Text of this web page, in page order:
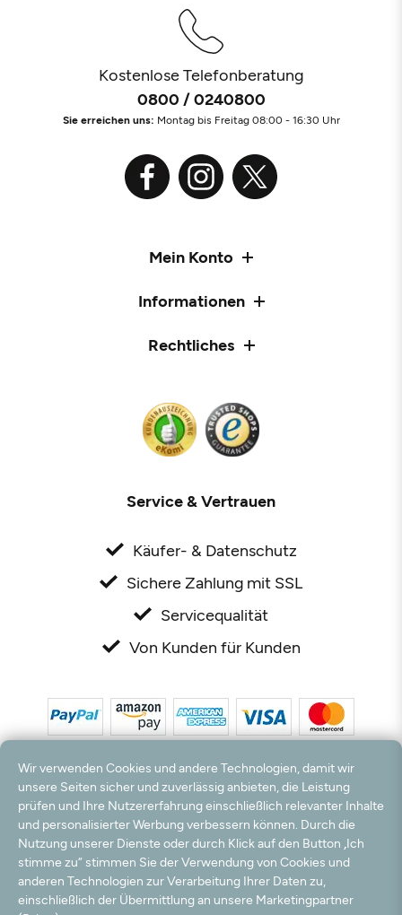
Kostenlose Telefonberatung
0800 / 0240800
Sie erreichen uns: Montag bis Freitag 08:00 - 16:30 Uhr
Mein Konto
Informationen
Rechtliches
Service & Vertrauen
Käufer- & Datenschutz
Sichere Zahlung mit SSL
Servicequalität
Von Kunden für Kunden
*Alle Preise inkl. MwSt. und zzgl. Versandkosten. **Kostenloser Versand und Rückversand
Hinweis:
Wir nutzen Ihre E-Mail Adresse für werbliche Zwecke, die jederzeit widerrufen
werden können. Ihre Daten werden nicht an Dritte weitergegeben.
© 2003 - 2026 Rudolf Hossdorf Teppichhandel e.K. / Alle Rechte vorbehalten. powered by
createyourtemplate
Wir verwenden Cookies und andere Technologien, damit wir
unsere Seiten sicher und zuverlässig anbieten, die Leistung
prüfen und Ihre Nutzererfahrung einschließlich relevanter Inhalte
und personalisierter Werbung verbessern können. Durch die
Nutzung unserer Dienste oder durch Klick auf den Button „Ich
stimme zu“ stimmen Sie der Verwendung von Cookies und
anderen Technologien zur Verarbeitung Ihrer Daten zu,
einschließlich der Übermittlung an unsere Marketingpartner